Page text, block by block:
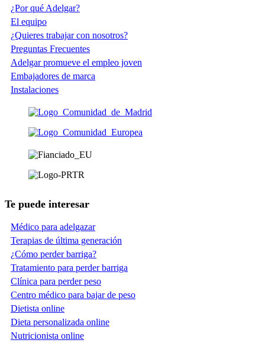
¿Por qué Adelgar?
El equipo
¿Quieres trabajar con nosotros?
Preguntas Frecuentes
Adelgar promueve el empleo joven
Embajadores de marca
Instalaciones
Te puede interesar
Médico para adelgazar
Terapias de última generación
¿Cómo perder barriga?
Tratamiento para perder barriga
Clínica para perder peso
Centro médico para bajar de peso
Dietista online
Dieta personalizada online
Nutricionista online